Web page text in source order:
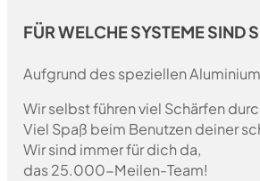
FÜR WELCHE SYSTEME SIND
Aufgrund des speziellen
Wir selbst führen viel Schärfen
Viel Spaß beim Benutzen deiner
Wir sind immer für dich da,
das 25.000-Meilen-Team!